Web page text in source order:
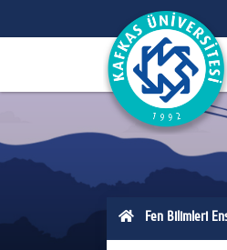
Fen Bilimleri